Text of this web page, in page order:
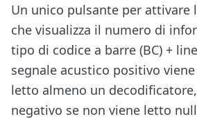
Un unico pulsante per attivare
che visualizza il numero di
tipo di codice a barre (BC) +
segnale acustico positivo
letto almeno un
negativo se non viene letto